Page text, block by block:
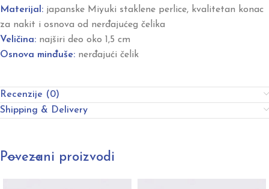
Materijal: japanske Miyuki staklene perlice, kvalitetan konac
za nakit i osnova od nerđajućeg čelika
Veličina: najširi deo oko 1,5 cm
Osnova minđuše: nerđajući čelik
Recenzije (0)
Shipping & Delivery
Povezani proizvodi